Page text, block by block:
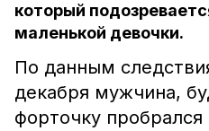
который
маленькой девочки.
По данным
декабря мужчина,
форточку